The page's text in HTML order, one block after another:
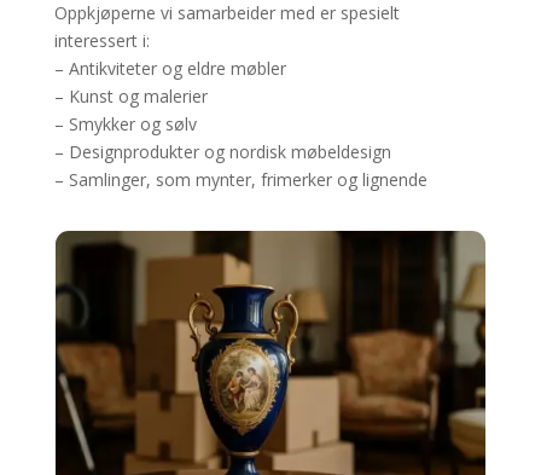
Oppkjøperne vi samarbeider med er spesielt
interessert i:
– Antikviteter og eldre møbler
– Kunst og malerier
– Smykker og sølv
– Designprodukter og nordisk møbeldesign
– Samlinger, som mynter, frimerker og lignende